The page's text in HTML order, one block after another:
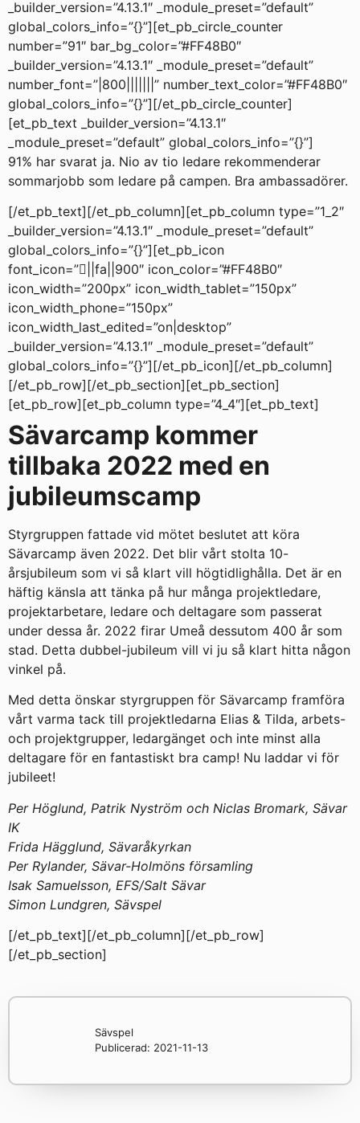
_builder_version=”4.13.1″ _module_preset=”default”
global_colors_info=”{}”][et_pb_circle_counter
number=”91″ bar_bg_color=”#FF48B0″
_builder_version=”4.13.1″ _module_preset=”default”
number_font=”|800|||||||” number_text_color=”#FF48B0″
global_colors_info=”{}”][/et_pb_circle_counter]
[et_pb_text _builder_version=”4.13.1″
_module_preset=”default” global_colors_info=”{}”]
91% har svarat ja. Nio av tio ledare rekommenderar
sommarjobb som ledare på campen. Bra ambassadörer.
[/et_pb_text][/et_pb_column][et_pb_column type=”1_2″
_builder_version=”4.13.1″ _module_preset=”default”
global_colors_info=”{}”][et_pb_icon
font_icon=”||fa||900″ icon_color=”#FF48B0″
icon_width=”200px” icon_width_tablet=”150px”
icon_width_phone=”150px”
icon_width_last_edited=”on|desktop”
_builder_version=”4.13.1″ _module_preset=”default”
global_colors_info=”{}”][/et_pb_icon][/et_pb_column]
[/et_pb_row][/et_pb_section][et_pb_section]
[et_pb_row][et_pb_column type=”4_4″][et_pb_text]
Sävarcamp kommer
tillbaka 2022 med en
jubileumscamp
Styrgruppen fattade vid mötet beslutet att köra
Sävarcamp även 2022. Det blir vårt stolta 10-
årsjubileum som vi så klart vill högtidlighålla. Det är en
häftig känsla att tänka på hur många projektledare,
projektarbetare, ledare och deltagare som passerat
under dessa år. 2022 firar Umeå dessutom 400 år som
stad. Detta dubbel-jubileum vill vi ju så klart hitta någon
vinkel på.
Med detta önskar styrgruppen för Sävarcamp framföra
vårt varma tack till projektledarna Elias & Tilda, arbets-
och projektgrupper, ledargänget och inte minst alla
deltagare för en fantastiskt bra camp! Nu laddar vi för
jubileet!
Per Höglund, Patrik Nyström och Niclas Bromark, Sävar
IK
Frida Hägglund, Sävaråkyrkan
Per Rylander, Sävar-Holmöns församling
Isak Samuelsson, EFS/Salt Sävar
Simon Lundgren, Sävspel
[/et_pb_text][/et_pb_column][/et_pb_row]
[/et_pb_section]
Sävspel
Publicerad: 2021-11-13